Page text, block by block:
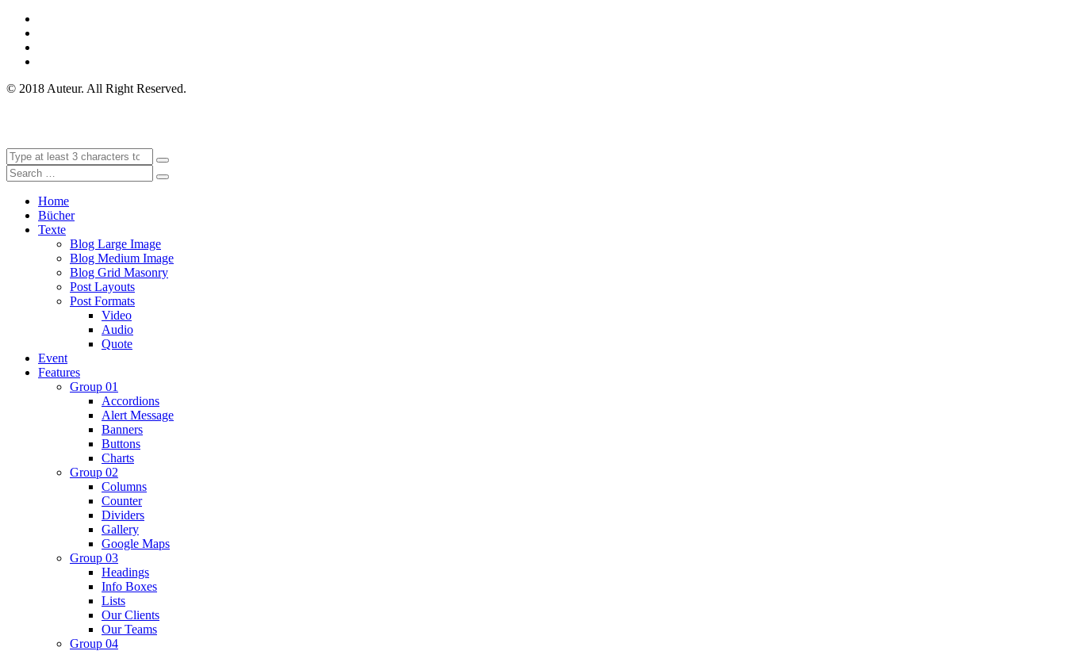
© 2018 Auteur. All Right Reserved.
Home
Bücher
Texte
Blog Large Image
Blog Medium Image
Blog Grid Masonry
Post Layouts
Post Formats
Video
Audio
Quote
Event
Features
Group 01
Accordions
Alert Message
Banners
Buttons
Charts
Group 02
Columns
Counter
Dividers
Gallery
Google Maps
Group 03
Headings
Info Boxes
Lists
Our Clients
Our Teams
Group 04